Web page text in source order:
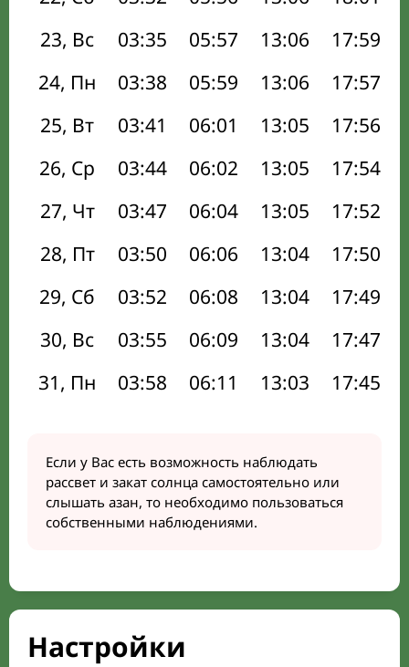
23, Вс
03:35 05:57 13:06 17:59
24, Пн
03:38 05:59 13:06 17:57
25, Вт
03:41 06:01 13:05 17:56
26, Ср
03:44 06:02 13:05 17:54
27, Чт
03:47 06:04 13:05 17:52
28, Пт
03:50 06:06 13:04 17:50
29, Сб
03:52 06:08 13:04 17:49
30, Вс
03:55 06:09 13:04 17:47
31, Пн
03:58 06:11 13:03 17:45
Если у Вас есть возможность наблюдать
рассвет и закат солнца самостоятельно или
слышать азан, то необходимо пользоваться
собственными наблюдениями.
Настройки